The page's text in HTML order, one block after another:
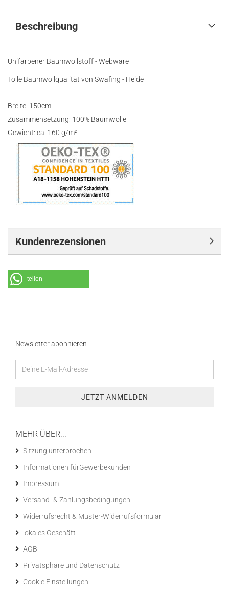
Beschreibung
Unifarbener Baumwollstoff - Webware
Tolle Baumwollqualität von Swafing - Heide
Breite: 150cm
Zusammensetzung: 100% Baumwolle
Gewicht: ca. 160 g/m²
Kundenrezensionen
teilen
Newsletter abonnieren
MEHR ÜBER...
Sitzung unterbrochen
Informationen fürGewerbekunden
Impressum
Versand- & Zahlungsbedingungen
Widerrufsrecht & Muster-Widerrufsformular
lokales Geschäft
AGB
Privatsphäre und Datenschutz
Cookie Einstellungen